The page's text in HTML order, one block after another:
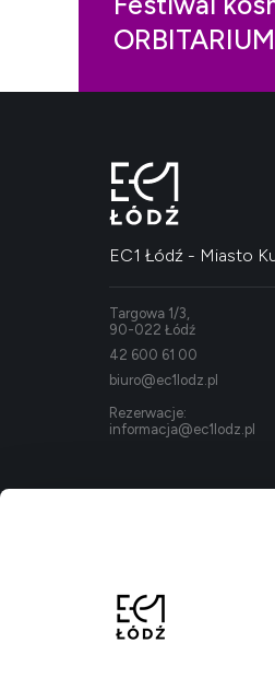
ORBITARIUM
EC1 Łódź - Miasto
Targowa 1/3,
90-022 Łódź
42 600 61 00
biuro@ec1lodz.pl
Rezerwacje:
informacja@ec1lodz.pl